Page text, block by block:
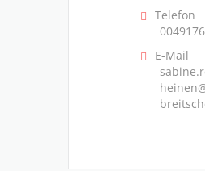
Telefon
E-Mail